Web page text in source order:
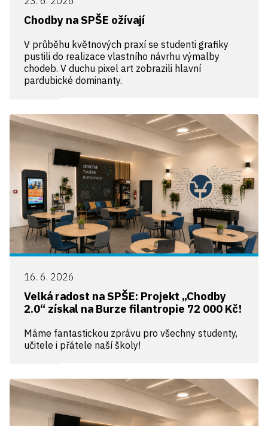
Chodby na SPŠE ožívají
V průběhu květnových praxí se studenti grafiky
pustili do realizace vlastního návrhu výmalby
chodeb. V duchu pixel art zobrazili hlavní
pardubické dominanty.
16. 6. 2026
Velká radost na SPŠE: Projekt „Chodby
2.0“ získal na Burze filantropie 72 000 Kč!
Máme fantastickou zprávu pro všechny studenty,
učitele i přátele naší školy!